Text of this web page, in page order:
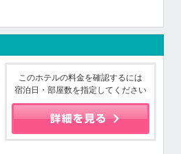
このホテルの料金を確認するには
宿泊日・部屋数を指定してください